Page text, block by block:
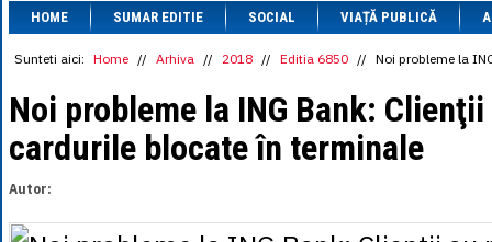
1 CAD= 3.1559
1 CHF= 5.2813
1 CNY= 0.6015
1 DKK= 0.6668
1 EGP
= 0.0860
1 HUF
= 1.2223
1 INR= 0.0513
1 MXN
= 0.2227
HOME SUMAR EDITIE SOCIAL VIAȚĂ PUBLICĂ
Sunteti aici: Home // Arhiva // 2018 // Editia 6850 // Noi probleme la
Noi probleme la ING Bank:
cardurile blocate în terminale
Autor: